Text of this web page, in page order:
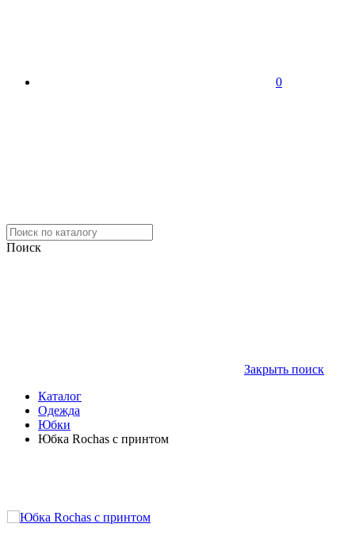
0
Поиск
Закрыть поиск
Каталог
Одежда
Юбки
Юбка Rochas с принтом